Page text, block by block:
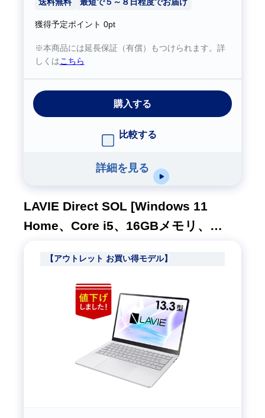
送料無料 最短で５～８日程度でお届け
獲得予定ポイント 0pt
※本商品には延長保証（有償）もつけられます。詳
しくはこちら
購入する
比較する
詳細を見る
LAVIE Direct SOL [Windows 11
Home、Core i5、16GBメモリ、
チナシルバー、1年間保証]
【アウトレット お買い得モデル】